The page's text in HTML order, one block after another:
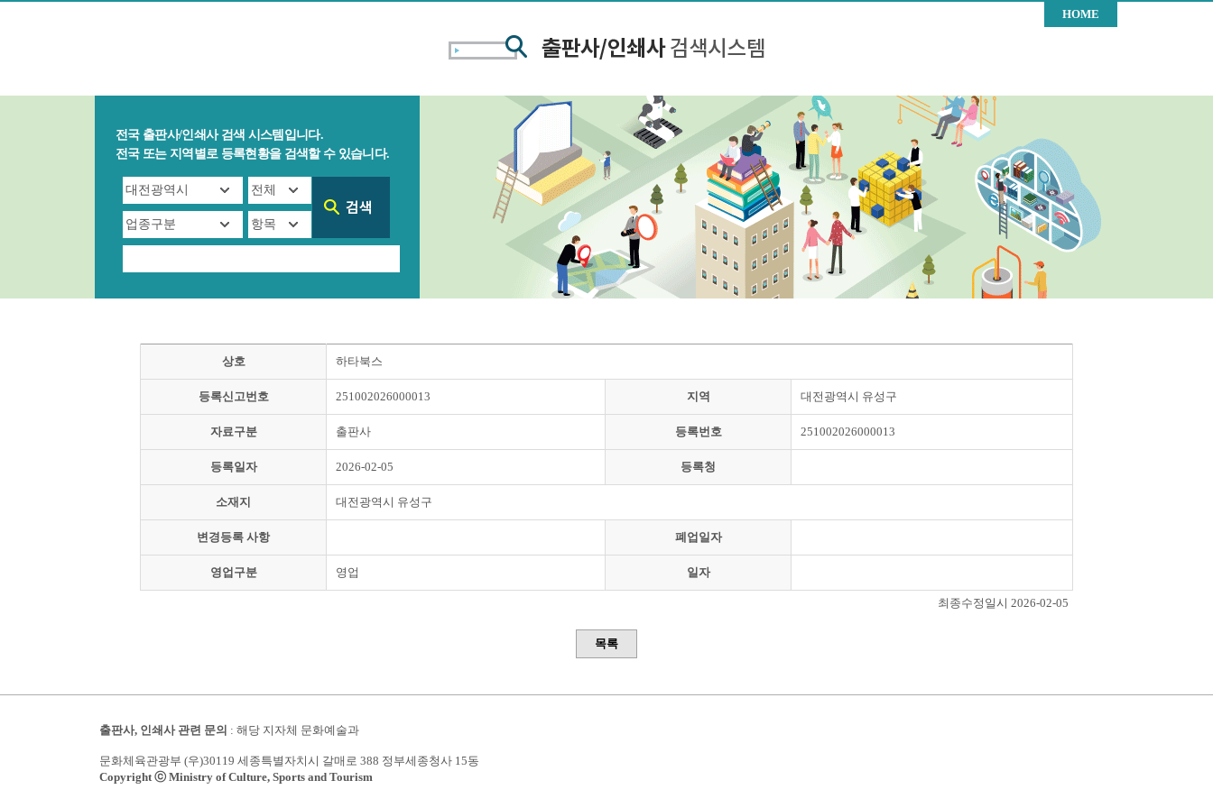
HOME
전국 출판사/인쇄사 검색 시스템입니다.
전국 또는 지역별로 등록현황을 검색할 수 있습니다.
상호 하타북스
등록신고번호 251002026000013 지역 대전광역시 유성구
자료구분 출판사 등록번호 251002026000013
등록일자 2026-02-05 등록청
소재지 대전광역시 유성구
변경등록 사항 폐업일자
영업구분 영업 일자
최종수정일시 2026-02-05
목록
출판사, 인쇄사 관련 문의 : 해당 지자체 문화예술과
문화체육관광부 (우)30119 세종특별자치시 갈매로 388 정부세종청사 15동
Copyright ⓒ Ministry of Culture, Sports and Tourism